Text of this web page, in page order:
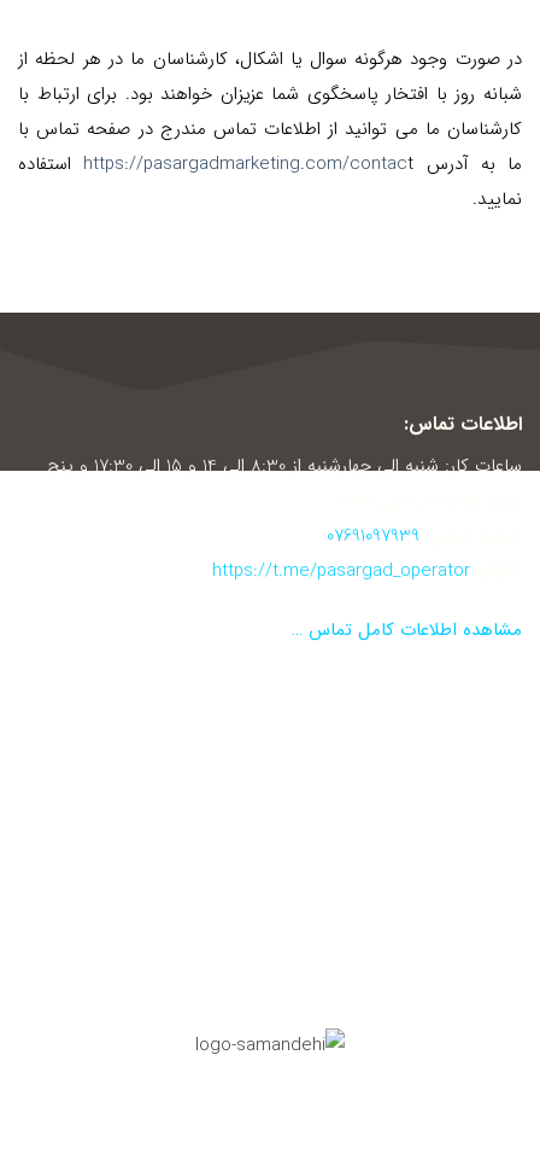
در صورت وجود هرگونه سوال یا اشکال، کارشناسان ما در هر لحظه از
شبانه روز با افتخار پاسخگوی شما عزیزان خواهند بود. برای ارتباط با
کارشناسان ما می توانید از اطلاعات تماس مندرج در صفحه تماس با
ما به آدرس
https://pasargadmarketing.com/contact
استفاده
نمایید.
اطلاعات تماس:
ساعات کار: شنبه الی چهارشنبه از 8:30 الی 14 و 15 الی 17:30 و پنج
07691097939
https://t.me/pasargad_operator
مشاهده اطلاعات کامل تماس …